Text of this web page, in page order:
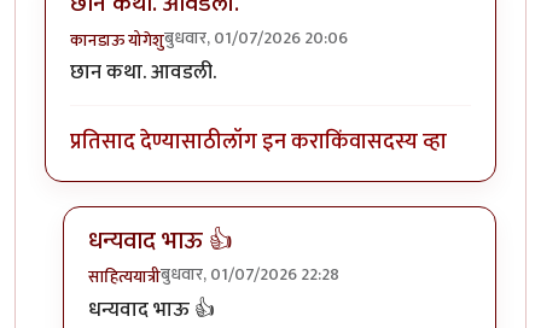
कानडाऊ योगेशुबुधवार, 01/07/2026 20:06
छान कथा. आवडली.
प्रतिसाद देण्यासाठीलॉग इन कराकिंवासदस्य व्हा
धन्यवाद भाऊ 👍
साहित्ययात्रीबुधवार, 01/07/2026 22:28
In reply toछान कथा. आवडली.
धन्यवाद भाऊ 👍